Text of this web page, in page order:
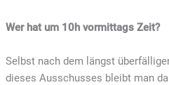
Wer hat um 10h vormittags Zeit?
Selbst nach dem längst
dieses Ausschusses bleibt man